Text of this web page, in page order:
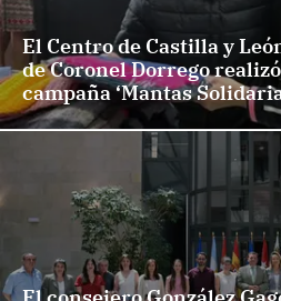
El Centro de Castilla y
de Coronel Dorrego
campaña ‘Mantas